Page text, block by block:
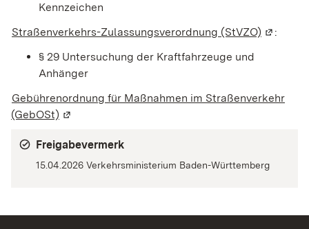
Kennzeichen
Straßenverkehrs-Zulassungsverordnung (StVZO) (Wird in
:
§ 29 Untersuchung der Kraftfahrzeuge und
Anhänger
Gebührenordnung für Maßnahmen im Straßenverkehr
(GebOSt) (Wird in einem neuen Fenster geöffnet)
Freigabevermerk
15.04.2026 Verkehrsministerium Baden-Württemberg